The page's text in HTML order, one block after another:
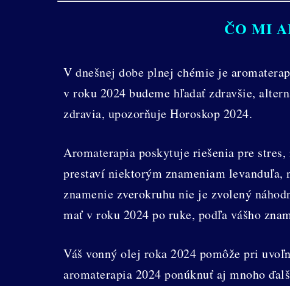
ČO MI
V dnešnej dobe plnej chémie je
v roku 2024 budeme hľadať zdravšie,
zdravia, upozorňuje Horoskop 2024.
Aromaterapia poskytuje riešenia pre
prestaví niektorým znameniam levanduľa,
znamenie zverokruhu nie je zvolený
mať v roku 2024 po ruke, podľa vášho
Váš vonný olej roka 2024 pomôže pri
aromaterapia 2024 ponúknuť aj mnoho